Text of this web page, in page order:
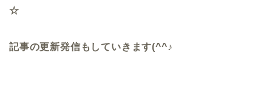
☆
記事の更新発信もしていきます(^^♪